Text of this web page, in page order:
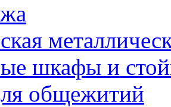
шкафы и
общежитий